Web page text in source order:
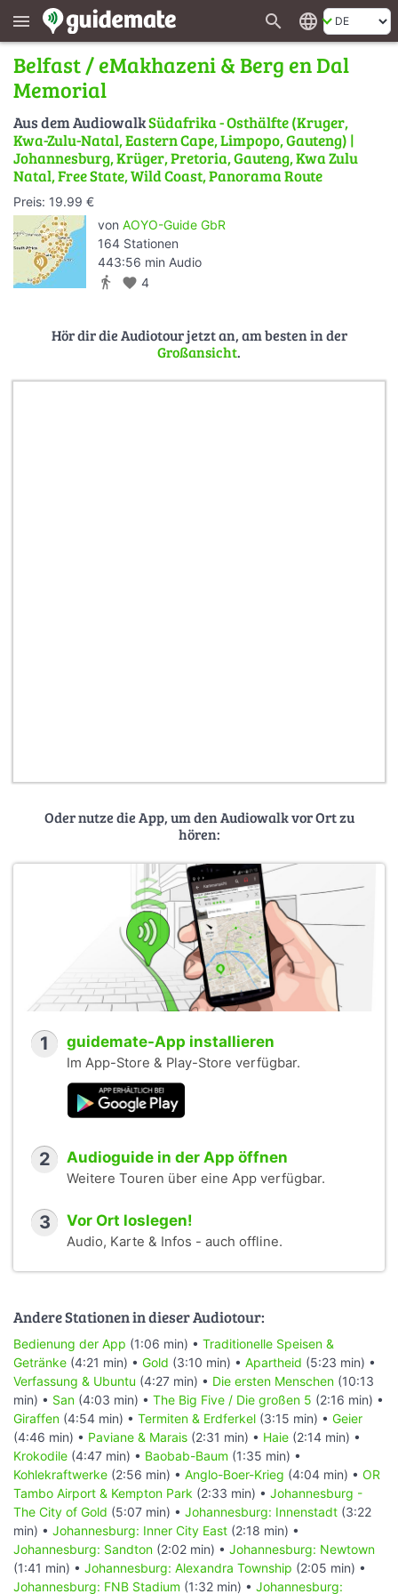
menu search language
Belfast / eMakhazeni & Berg en Dal
Memorial
Aus dem AudiowalkSüdafrika - Osthälfte (Kruger,
Kwa-Zulu-Natal, Eastern Cape, Limpopo, Gauteng) |
Johannesburg, Krüger, Pretoria, Gauteng, Kwa Zulu
Natal, Free State, Wild Coast, Panorama Route
Preis: 19.99 €
von AOYO-Guide GbR
164 Stationen
443:56 min Audio
directions_walk favorite 4
Hör dir die Audiotour jetzt an, am besten in der
Großansicht.
Oder nutze die App, um den Audiowalk vor Ort zu
hören:
1 guidemate-App installieren
Im App-Store & Play-Store verfügbar.
2 Audioguide in der App öffnen
Weitere Touren über eine App verfügbar.
3 Vor Ort loslegen!
Audio, Karte & Infos - auch offline.
Andere Stationen in dieser Audiotour:
Bedienung der App (1:06 min) • Traditionelle Speisen &
Getränke (4:21 min) • Gold (3:10 min) • Apartheid (5:23 min) •
Verfassung & Ubuntu (4:27 min) • Die ersten Menschen (10:13
min) • San (4:03 min) • The Big Five / Die großen 5 (2:16 min) •
Giraffen (4:54 min) • Termiten & Erdferkel (3:15 min) • Geier
(4:46 min) • Paviane & Marais (2:31 min) • Haie (2:14 min) •
Krokodile (4:47 min) • Baobab-Baum (1:35 min) •
Kohlekraftwerke (2:56 min) • Anglo-Boer-Krieg (4:04 min) • OR
Tambo Airport & Kempton Park (2:33 min) • Johannesburg -
The City of Gold (5:07 min) • Johannesburg: Innenstadt (3:22
min) • Johannesburg: Inner City East (2:18 min) •
Johannesburg: Sandton (2:02 min) • Johannesburg: Newtown
(1:41 min) • Johannesburg: Alexandra Township (2:05 min) •
Johannesburg: FNB Stadium (1:32 min) • Johannesburg: